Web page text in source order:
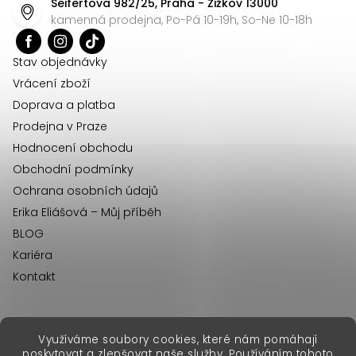
Využíváme soubory cookies, které nám pomáhají
kamenná prodejna, Po-Pá 10-19h, So-Ne 10-18h
Stav objednávky
Vrácení zboží
Doprava a platba
Prodejna v Praze
Hodnocení obchodu
Obchodní podmínky
Ochrana osobních údajů
Erika Eliášová – Můj příběh
BLOG
Kariéra
Kontakt
erikafashion.sk